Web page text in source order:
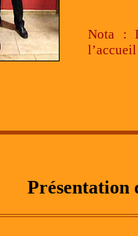
Nota :
Présentation